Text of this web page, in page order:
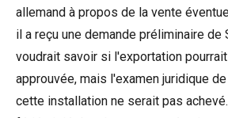
allemand à propos de la vente
il a reçu une demande préliminaire de
voudrait savoir si l'exportation
approuvée, mais l'examen juridique
cette installation ne serait pas